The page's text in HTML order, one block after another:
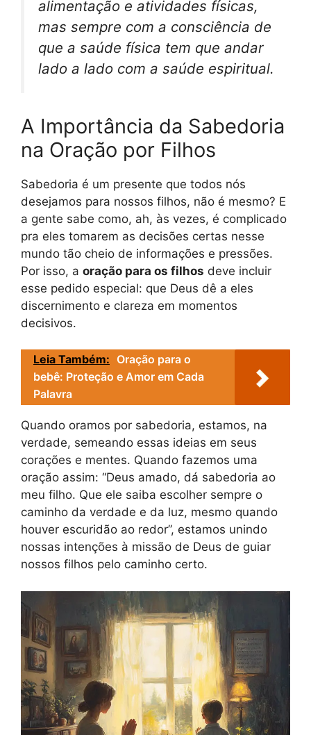
alimentação e atividades físicas,
mas sempre com a consciência de
que a saúde física tem que andar
lado a lado com a saúde espiritual.
A Importância da Sabedoria
na Oração por Filhos
Sabedoria é um presente que todos nós
desejamos para nossos filhos, não é mesmo? E
a gente sabe como, ah, às vezes, é complicado
pra eles tomarem as decisões certas nesse
mundo tão cheio de informações e pressões.
Por isso, a oração para os filhos deve incluir
esse pedido especial: que Deus dê a eles
discernimento e clareza em momentos
decisivos.
Leia Também: Oração para o
bebê: Proteção e Amor em Cada
Palavra
Quando oramos por sabedoria, estamos, na
verdade, semeando essas ideias em seus
corações e mentes. Quando fazemos uma
oração assim: “Deus amado, dá sabedoria ao
meu filho. Que ele saiba escolher sempre o
caminho da verdade e da luz, mesmo quando
houver escuridão ao redor”, estamos unindo
nossas intenções à missão de Deus de guiar
nossos filhos pelo caminho certo.